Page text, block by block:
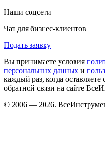
Наши соцсети
Чат для бизнес-клиентов
Подать заявку
Вы принимаете условия
персональных данных и
каждый раз, когда
обратной связи на сайте
© 2006 — 2026.